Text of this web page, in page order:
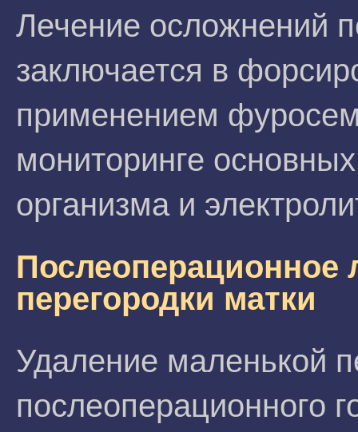
Лечение осложнений
заключается в
применением
мониторинге
организма и
Послеоперационное
перегородки матки
Удаление маленькой
послеоперационного